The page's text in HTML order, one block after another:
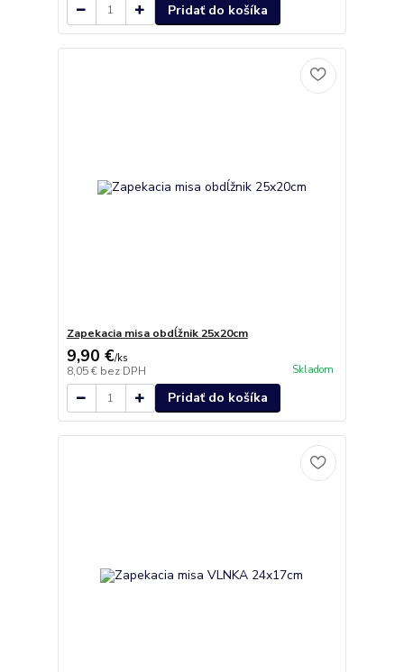
Pridať do košíka
Zapekacia misa obdĺžnik 25x20cm
9,90 €/ks
8,05 € bez DPH Skladom
Pridať do košíka